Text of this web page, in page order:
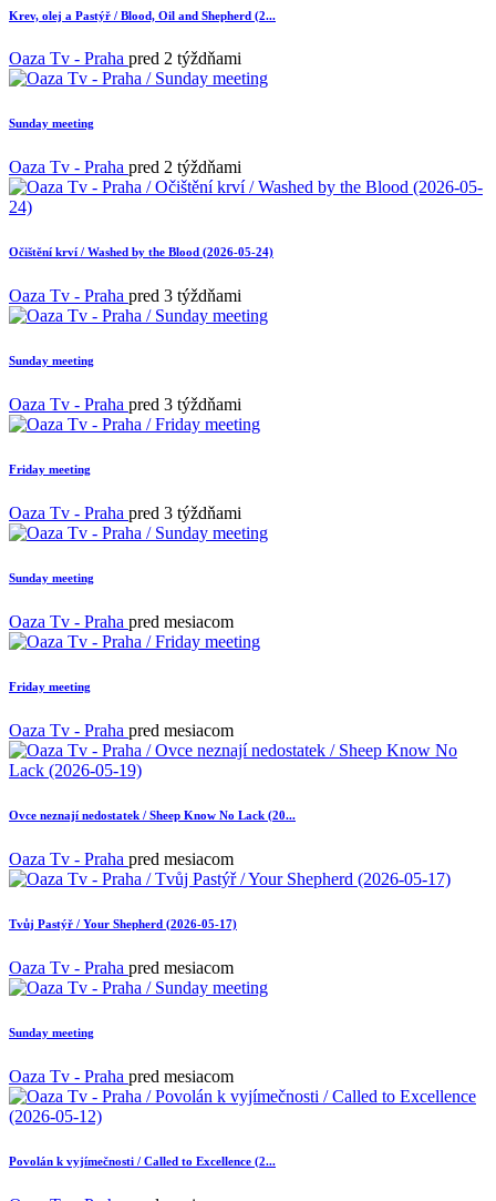
Krev, olej a Pastýř / Blood, Oil and Shepherd (2...
Oaza Tv - Praha pred 2 týždňami
Sunday meeting
Oaza Tv - Praha pred 2 týždňami
Očištění krví / Washed by the Blood (2026-05-24)
Oaza Tv - Praha pred 3 týždňami
Sunday meeting
Oaza Tv - Praha pred 3 týždňami
Friday meeting
Oaza Tv - Praha pred 3 týždňami
Sunday meeting
Oaza Tv - Praha pred mesiacom
Friday meeting
Oaza Tv - Praha pred mesiacom
Ovce neznají nedostatek / Sheep Know No Lack (20...
Oaza Tv - Praha pred mesiacom
Tvůj Pastýř / Your Shepherd (2026-05-17)
Oaza Tv - Praha pred mesiacom
Sunday meeting
Oaza Tv - Praha pred mesiacom
Povolán k vyjímečnosti / Called to Excellence (2...